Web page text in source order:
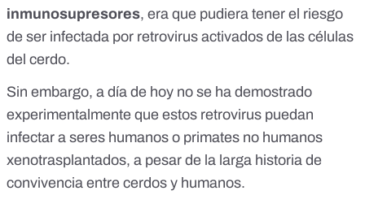
inmunosupresores, era que pudiera tener el riesgo
de ser infectada por retrovirus activados de las células
del cerdo.
Sin embargo, a día de hoy no se ha demostrado
experimentalmente que estos retrovirus puedan
infectar a seres humanos o primates no humanos
xenotrasplantados, a pesar de la larga historia de
convivencia entre cerdos y humanos.